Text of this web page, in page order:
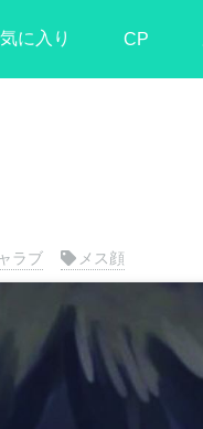
に入り CP
ラブ メス顔